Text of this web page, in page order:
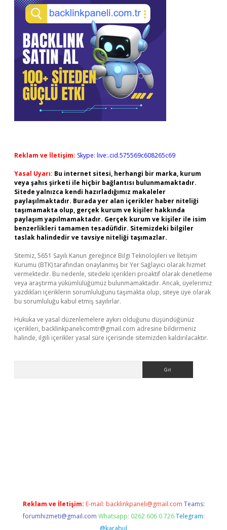
Reklam ve İletişim: Skype: live:.cid.575569c608265c69
Yasal Uyarı: Bu internet sitesi, herhangi bir marka, kurum
veya şahıs şirketi ile hiçbir bağlantısı bulunmamaktadır.
Sitede yalnızca kendi hazırladığımız makaleler
paylaşılmaktadır. Burada yer alan içerikler haber niteliği
taşımamakta olup, gerçek kurum ve kişiler hakkında
paylaşım yapılmamaktadır. Gerçek kurum ve kişiler ile isim
benzerlikleri tamamen tesadüfidir. Sitemizdeki bilgiler
taslak halindedir ve tavsiye niteliği taşımazlar.
Sitemiz, 5651 Sayılı Kanun gereğince Bilgi Teknolojileri ve İletişim
Kurumu (BTK) tarafından onaylanmış bir Yer Sağlayıcı olarak hizmet
vermektedir. Bu nedenle, sitedeki içerikleri proaktif olarak denetleme
veya araştırma yükümlülüğümüz bulunmamaktadır. Ancak, üyelerimiz
yazdıkları içeriklerin sorumluluğunu taşımakta olup, siteye üye olarak
bu sorumluluğu kabul etmiş sayılırlar.
Hukuka ve yasal düzenlemelere aykırı olduğunu düşündüğünüz
içerikleri, backlinkpanelicomtr@gmail.com adresine bildirmeniz
halinde, ilgili içerikler yasal süre içerisinde sitemizden kaldırılacaktır.
Reklam ve İletişim: E-mail: backlinkpaneli@gmail.com Teams:
forumhizmeti@gmail.com Whatsapp: 0262 606 0 726 Telegram:
@karabul